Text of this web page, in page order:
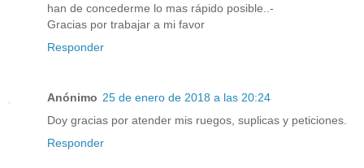
han de concederme lo mas rápido posible..-
Gracias por trabajar a mi favor
Responder
Anónimo 25 de enero de 2018 a las 20:24
Doy gracias por atender mis ruegos, suplicas y peticiones.
Responder